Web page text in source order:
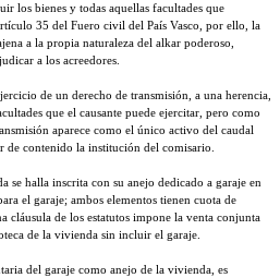
los bienes y todas aquellas facultades que
35 del Fuero civil del País Vasco, por ello, la
a la propia naturaleza del alkar poderoso,
a los acreedores.
de un derecho de transmisión, a una herencia,
que el causante puede ejercitar, pero como
aparece como el único activo del caudal
de contenido la institución del comisario.
halla inscrita con su anejo dedicado a garaje en
el garaje; ambos elementos tienen cuota de
cláusula de los estatutos impone la venta conjunta
de la vivienda sin incluir el garaje.
del garaje como anejo de la vivienda, es